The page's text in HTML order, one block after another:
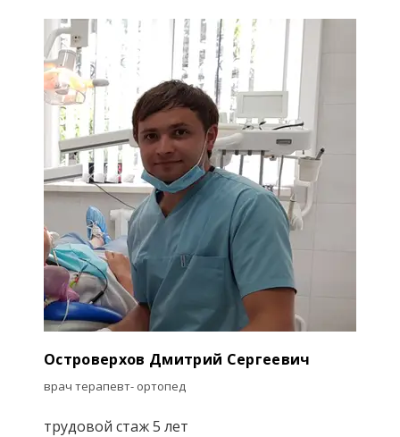
Островерхов Дмитрий Сергеевич
врач терапевт- ортопед
трудовой стаж 5 лет